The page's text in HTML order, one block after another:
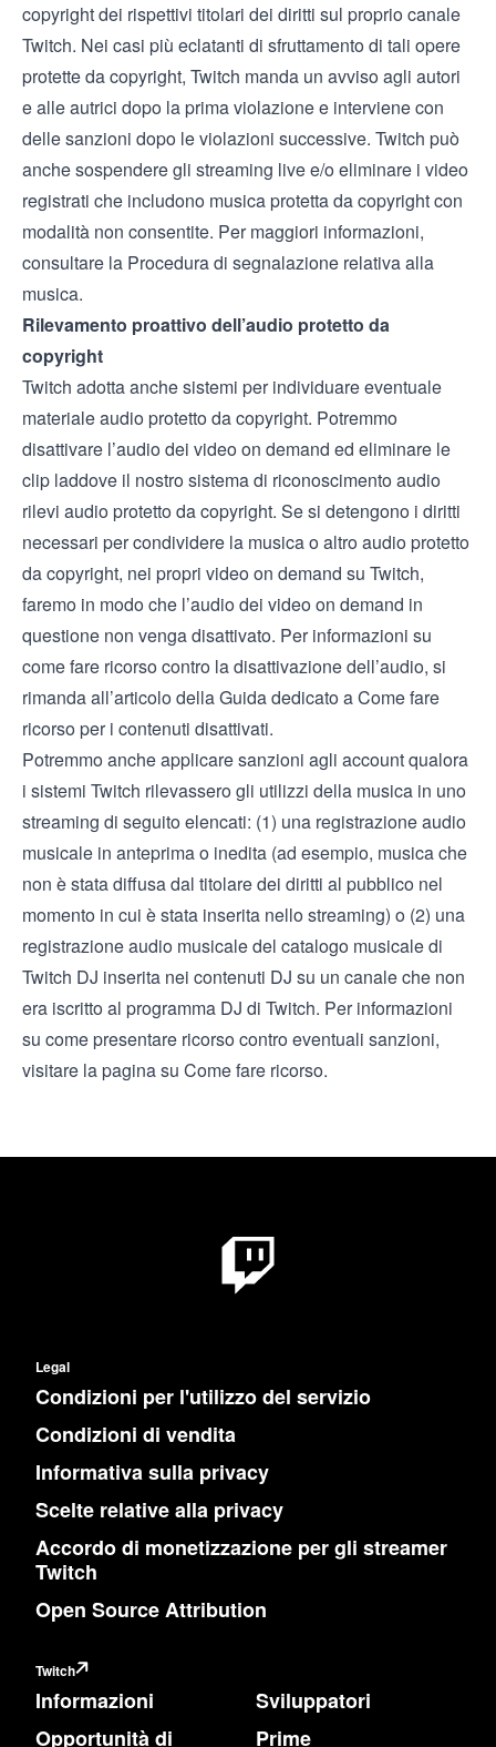
copyright dei rispettivi titolari dei diritti sul proprio canale
Twitch. Nei casi più eclatanti di sfruttamento di tali opere
protette da copyright, Twitch manda un avviso agli autori
e alle autrici dopo la prima violazione e interviene con
delle sanzioni dopo le violazioni successive. Twitch può
anche sospendere gli streaming live e/o eliminare i video
registrati che includono musica protetta da copyright con
modalità non consentite. Per maggiori informazioni,
consultare la Procedura di segnalazione relativa alla
musica.
Rilevamento proattivo dell’audio protetto da
copyright
Twitch adotta anche sistemi per individuare eventuale
materiale audio protetto da copyright. Potremmo
disattivare l’audio dei video on demand ed eliminare le
clip laddove il nostro sistema di riconoscimento audio
rilevi audio protetto da copyright. Se si detengono i diritti
necessari per condividere la musica o altro audio protetto
da copyright, nei propri video on demand su Twitch,
faremo in modo che l’audio dei video on demand in
questione non venga disattivato. Per informazioni su
come fare ricorso contro la disattivazione dell’audio, si
rimanda all’articolo della Guida dedicato aCome fare
ricorso per i contenuti disattivati.
Potremmo anche applicare sanzioni agli account qualora
i sistemi Twitch rilevassero gli utilizzi della musica in uno
streaming di seguito elencati: (1) una registrazione audio
musicale in anteprima o inedita (ad esempio, musica che
non è stata diffusa dal titolare dei diritti al pubblico nel
momento in cui è stata inserita nello streaming) o (2) una
registrazione audio musicale del catalogo musicale di
Twitch DJ inserita nei contenuti DJ su un canale che non
era iscritto al programma DJ di Twitch. Per informazioni
su come presentare ricorso contro eventuali sanzioni,
visitare lapagina su Come fare ricorso.
Legal
Condizioni per l'utilizzo del servizio
Condizioni di vendita
Informativa sulla privacy
Scelte relative alla privacy
Accordo di monetizzazione per gli streamer
Twitch
Open Source Attribution
Twitch
Informazioni
Opportunità di
Sviluppatori
Prime